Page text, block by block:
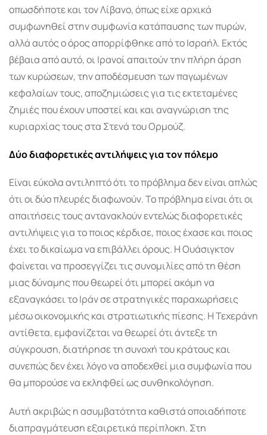
οπωσδήποτε και τον Λίβανο, όπως είχε αρχικά
συμφωνηθεί στην συμφωνία κατάπαυσης των πυρών,
αλλά αυτός ο όρος απορρίφθηκε από το Ισραήλ. Εκτός
βέβαια από αυτό, οι Ιρανοί απαιτούν την πλήρη άρση
των κυρώσεων, την αποδέσμευση των παγωμένων
κεφαλαίων τους, αποζημιώσεις για τις εκτεταμένες
ζημιές που έχουν υποστεί και και αναγνώριση της
κυριαρχίας τους στα Στενά του Ορμούζ.
Δύο διαφορετικές αντιλήψεις για τον πόλεμο
Είναι εύκολα αντιληπτό ότι το πρόβλημα δεν είναι απλώς
ότι οι δύο πλευρές διαφωνούν. Το πρόβλημα είναι ότι οι
απαιτήσεις τους αντανακλούν εντελώς διαφορετικές
αντιλήψεις για το ποιος κέρδισε, ποιος έχασε και ποιος
έχει το δικαίωμα να επιβάλλει όρους. Η Ουάσιγκτον
φαίνεται να προσεγγίζει τις συνομιλίες από τη θέση
μιας δύναμης που θεωρεί ότι μπορεί ακόμη να
εξαναγκάσει το Ιράν σε στρατηγικές παραχωρήσεις
μέσω οικονομικής και στρατιωτικής πίεσης. Η Τεχεράνη
αντίθετα, εμφανίζεται να θεωρεί ότι άντεξε τη
σύγκρουση, διατήρησε τη συνοχή του κράτους και
συνεπώς δεν έχει λόγο να αποδεχθεί μια συμφωνία που
θα μπορούσε να εκληφθεί ως συνθηκολόγηση.
Αυτή ακριβώς η ασυμβατότητα καθιστά οποιαδήποτε
διαπραγμάτευση εξαιρετικά περίπλοκη. Στη